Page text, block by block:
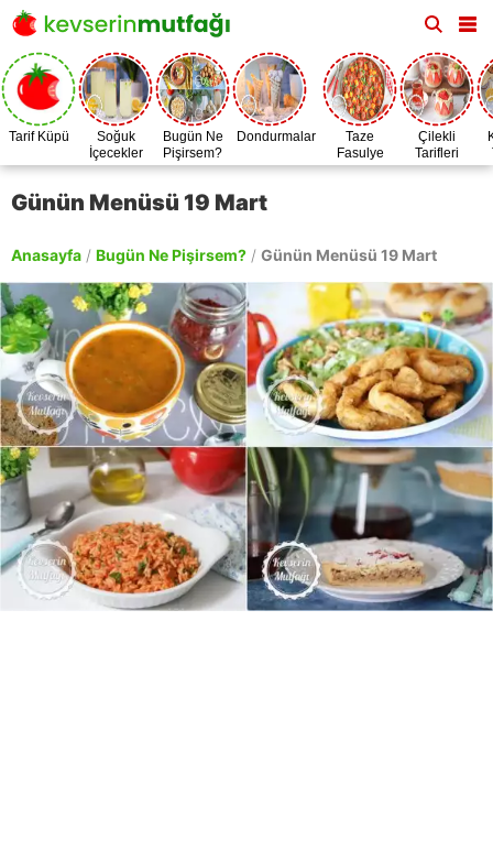
Tarif Küpü
Soğuk
İçecekler
Bugün Ne
Pişirsem?
Dondurmalar
Taze
Fasulye
Zamanı
Çilekli
Tarifleri
Günün Menüsü 19 Mart
Anasayfa / Bugün Ne Pişirsem? / Günün Menüsü 19 Mart